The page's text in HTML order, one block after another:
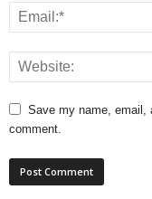
Save my name, email,
comment.